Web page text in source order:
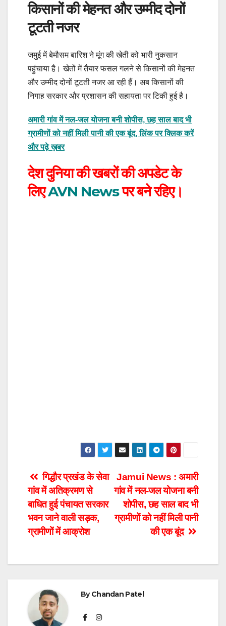
किसानों की मेहनत और उम्मीद दोनों
टूटती नजर
जमुई में बेमौसम बारिश ने मूंग की खेती को भारी नुकसान
पहुंचाया है। खेतों में तैयार फसल गलने से किसानों की मेहनत
और उम्मीद दोनों टूटती नजर आ रही हैं। अब किसानों की
निगाह सरकार और प्रशासन की सहायता पर टिकी हुई है।
अमारी गांव में नल-जल योजना बनी शोपीस, छह साल बाद भी
ग्रामीणों को नहीं मिली पानी की एक बूंद, लिंक पर क्लिक करें
और पढ़े ख़बर
देश दुनिया की खबरों की अपडेट के
लिएAVN Newsपर बने रहिए।
Post
navigation
Jamui News : अमारी
गांव में नल-जल योजना बनी
शोपीस, छह साल बाद भी
ग्रामीणों को नहीं मिली पानी
की एक बूंद
गिद्धौर प्रखंड के सेवा
गांव में अतिक्रमण से
बाधित हुई पंचायत सरकार
भवन जाने वाली सड़क,
ग्रामीणों में आक्रोश
ByChandan Patel